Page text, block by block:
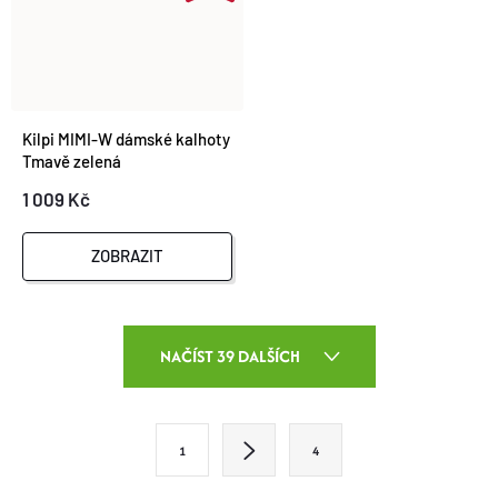
Kilpi MIMI-W dámské kalhoty
Tmavě zelená
1 009 Kč
ZOBRAZIT
NAČÍST 39 DALŠÍCH
1 4